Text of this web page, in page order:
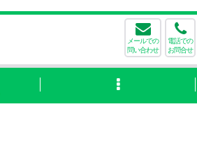
メールでの
問い合わせ
電話での
お問合せ